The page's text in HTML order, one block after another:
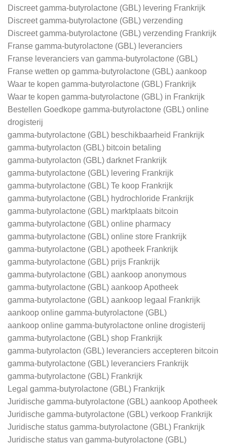
Discreet gamma-butyrolactone (GBL) levering Frankrijk
Discreet gamma-butyrolactone (GBL) verzending
Discreet gamma-butyrolactone (GBL) verzending Frankrijk
Franse gamma-butyrolactone (GBL) leveranciers
Franse leveranciers van gamma-butyrolactone (GBL)
Franse wetten op gamma-butyrolactone (GBL) aankoop
Waar te kopen gamma-butyrolactone (GBL) Frankrijk
Waar te kopen gamma-butyrolactone (GBL) in Frankrijk
Bestellen Goedkope gamma-butyrolactone (GBL) online
drogisterij
gamma-butyrolactone (GBL) beschikbaarheid Frankrijk
gamma-butyrolacton (GBL) bitcoin betaling
gamma-butyrolacton (GBL) darknet Frankrijk
gamma-butyrolactone (GBL) levering Frankrijk
gamma-butyrolactone (GBL) Te koop Frankrijk
gamma-butyrolactone (GBL) hydrochloride Frankrijk
gamma-butyrolactone (GBL) marktplaats bitcoin
gamma-butyrolactone (GBL) online pharmacy
gamma-butyrolactone (GBL) online store Frankrijk
gamma-butyrolactone (GBL) apotheek Frankrijk
gamma-butyrolactone (GBL) prijs Frankrijk
gamma-butyrolactone (GBL) aankoop anonymous
gamma-butyrolactone (GBL) aankoop Apotheek
gamma-butyrolactone (GBL) aankoop legaal Frankrijk
aankoop online gamma-butyrolactone (GBL)
aankoop online gamma-butyrolactone online drogisterij
gamma-butyrolactone (GBL) shop Frankrijk
gamma-butyrolacton (GBL) leveranciers accepteren bitcoin
gamma-butyrolactone (GBL) leveranciers Frankrijk
gamma-butyrolactone (GBL) Frankrijk
Legal gamma-butyrolactone (GBL) Frankrijk
Juridische gamma-butyrolactone (GBL) aankoop Apotheek
Juridische gamma-butyrolactone (GBL) verkoop Frankrijk
Juridische status gamma-butyrolactone (GBL) Frankrijk
Juridische status van gamma-butyrolactone (GBL)